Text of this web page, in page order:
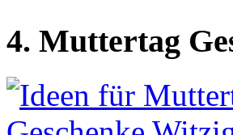
4. Muttertag